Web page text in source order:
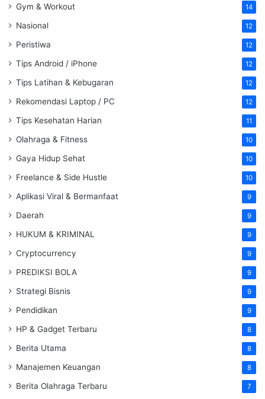
Gym & Workout 14
Nasional 12
Peristiwa 12
Tips Android / iPhone 12
Tips Latihan & Kebugaran 12
Rekomendasi Laptop / PC 12
Tips Kesehatan Harian 11
Olahraga & Fitness 10
Gaya Hidup Sehat 10
Freelance & Side Hustle 10
Aplikasi Viral & Bermanfaat 9
Daerah 9
HUKUM & KRIMINAL 9
Cryptocurrency 9
PREDIKSI BOLA 9
Strategi Bisnis 9
Pendidikan 9
HP & Gadget Terbaru 8
Berita Utama 8
Manajemen Keuangan 8
Berita Olahraga Terbaru 7